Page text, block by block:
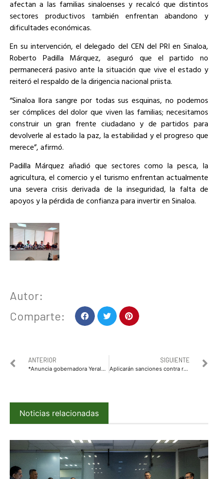
afectan a las familias sinaloenses y recalcó que distintos
sectores productivos también enfrentan abandono y
dificultades económicas.
En su intervención, el delegado del CEN del PRI en Sinaloa,
Roberto Padilla Márquez, aseguró que el partido no
permanecerá pasivo ante la situación que vive el estado y
reiteró el respaldo de la dirigencia nacional priista.
“Sinaloa llora sangre por todas sus esquinas, no podemos
ser cómplices del dolor que viven las familias; necesitamos
construir un gran frente ciudadano y de partidos para
devolverle al estado la paz, la estabilidad y el progreso que
merece”, afirmó.
Padilla Márquez añadió que sectores como la pesca, la
agricultura, el comercio y el turismo enfrentan actualmente
una severa crisis derivada de la inseguridad, la falta de
apoyos y la pérdida de confianza para invertir en Sinaloa.
Autor:
Comparte:
ANTERIOR
*Anuncia gobernadora Yeraldine más apoyo de las Fuerzas Federales para reforzar la seguridad en Escuinapa*
SIGUIENTE
Aplicarán sanciones contra responsables de quema de soca en Ahome.
Noticias relacionadas